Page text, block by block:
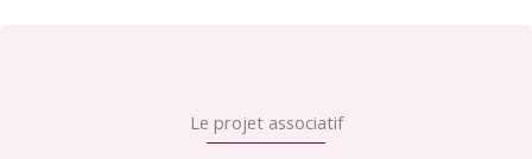
Le projet associatif